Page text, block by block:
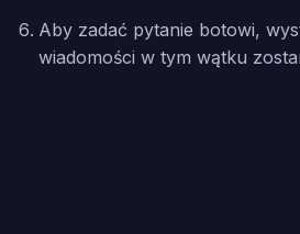
Aby zadać pytanie botowi,
wiadomości w tym wątku